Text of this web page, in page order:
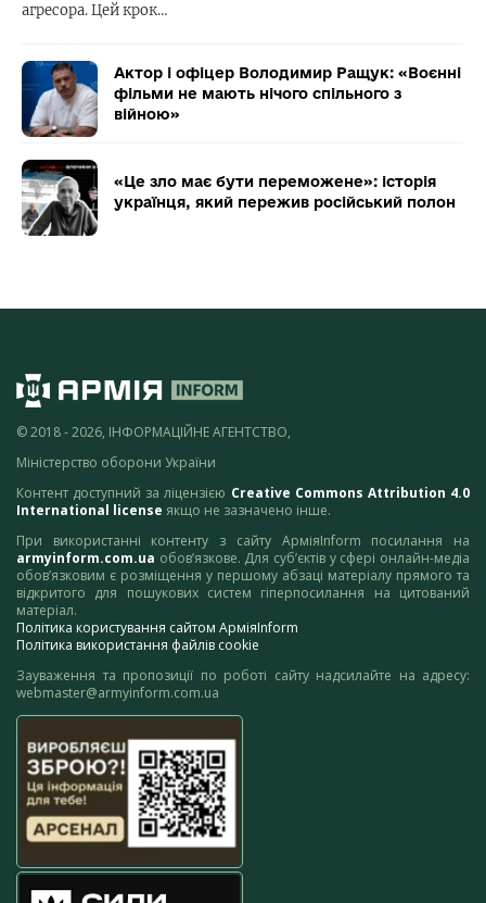
агресора. Цей крок…
Актор і офіцер Володимир Ращук: «Воєнні
фільми не мають нічого спільного з
війною»
«Це зло має бути переможене»: історія
українця, який пережив російський полон
© 2018 - 2026, ІНФОРМАЦІЙНЕ АГЕНТСТВО,
Міністерство оборони України
Контент доступний за ліцензією Creative Commons Attribution 4.0
International license якщо не зазначено інше.
При використанні контенту з сайту АрміяInform посилання на
armyinform.com.ua обов’язкове. Для суб’єктів у сфері онлайн-медіа
обов’язковим є розміщення у першому абзаці матеріалу прямого та
відкритого для пошукових систем гіперпосилання на цитований
матеріал.
Політика користування сайтом АрміяInform
Політика використання файлів cookie
Зауваження та пропозиції по роботі сайту надсилайте на адресу:
webmaster@armyinform.com.ua